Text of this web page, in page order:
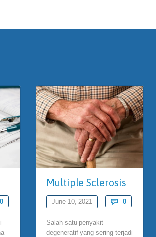
0Comments
Multiple Sclerosis
June 10, 2021  0Comments
Salah satu penyakit
degeneratif yang sering terjadi